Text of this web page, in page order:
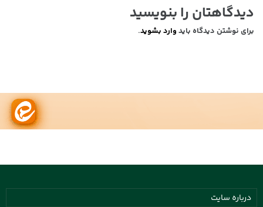
دیدگاهتان را بنویسید
برای نوشتن دیدگاه باید وارد بشوید.
درباره سایت